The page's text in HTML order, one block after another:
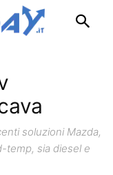
soluzioni Mazda,
temp, sia diesel e